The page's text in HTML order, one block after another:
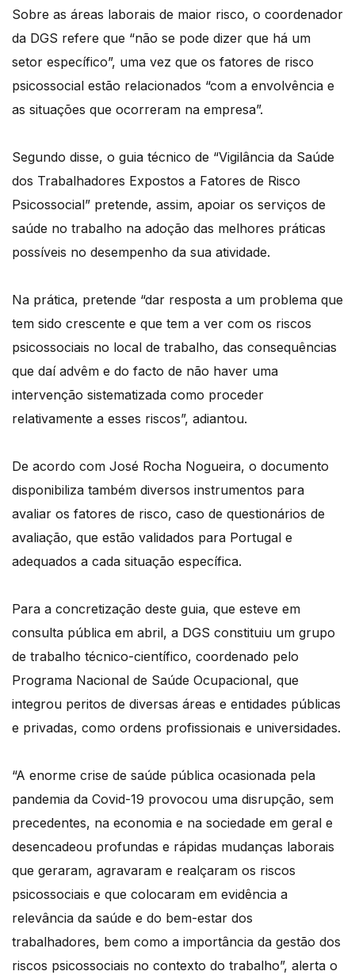
Sobre as áreas laborais de maior risco, o coordenador
da DGS refere que “não se pode dizer que há um
setor específico”, uma vez que os fatores de risco
psicossocial estão relacionados “com a envolvência e
as situações que ocorreram na empresa”.
Segundo disse, o guia técnico de “Vigilância da Saúde
dos Trabalhadores Expostos a Fatores de Risco
Psicossocial” pretende, assim, apoiar os serviços de
saúde no trabalho na adoção das melhores práticas
possíveis no desempenho da sua atividade.
Na prática, pretende “dar resposta a um problema que
tem sido crescente e que tem a ver com os riscos
psicossociais no local de trabalho, das consequências
que daí advêm e do facto de não haver uma
intervenção sistematizada como proceder
relativamente a esses riscos”, adiantou.
De acordo com José Rocha Nogueira, o documento
disponibiliza também diversos instrumentos para
avaliar os fatores de risco, caso de questionários de
avaliação, que estão validados para Portugal e
adequados a cada situação específica.
Para a concretização deste guia, que esteve em
consulta pública em abril, a DGS constituiu um grupo
de trabalho técnico-científico, coordenado pelo
Programa Nacional de Saúde Ocupacional, que
integrou peritos de diversas áreas e entidades públicas
e privadas, como ordens profissionais e universidades.
“A enorme crise de saúde pública ocasionada pela
pandemia da Covid-19 provocou uma disrupção, sem
precedentes, na economia e na sociedade em geral e
desencadeou profundas e rápidas mudanças laborais
que geraram, agravaram e realçaram os riscos
psicossociais e que colocaram em evidência a
relevância da saúde e do bem-estar dos
trabalhadores, bem como a importância da gestão dos
riscos psicossociais no contexto do trabalho”, alerta o